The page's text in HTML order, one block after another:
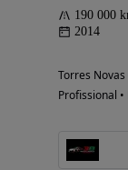
190 000
2014
Torres
Profissional